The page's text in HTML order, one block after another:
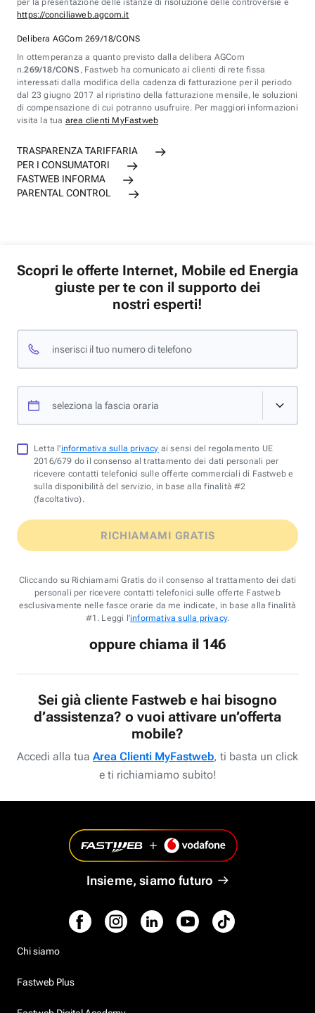
per la presentazione delle istanze di risoluzione delle controversie è
https://conciliaweb.agcom.it
Delibera AGCom 269/18/CONS
In ottemperanza a quanto previsto dalla delibera AGCom
n.269/18/CONS , Fastweb ha comunicato ai clienti di rete fissa
interessati dalla modifica della cadenza di fatturazione per il periodo
dal 23 giugno 2017 al ripristino della fatturazione mensile, le soluzioni
di compensazione di cui potranno usufruire. Per maggiori informazioni
visita la tua area clienti MyFastweb
TRASPARENZA TARIFFARIA
PER I CONSUMATORI
FASTWEB INFORMA
PARENTAL CONTROL
Scopri le offerte Internet, Mobile ed Energia
giuste per te con il supporto dei
nostri esperti!
inserisci il tuo numero di telefono
seleziona la fascia oraria
Letta l'informativa sulla privacy ai sensi del regolamento UE
2016/679 do il consenso al trattamento dei dati personali per
ricevere contatti telefonici sulle offerte commerciali di Fastweb e
sulla disponibilità del servizio, in base alla finalità #2
(facoltativo).
RICHIAMAMI GRATIS
Cliccando su Richiamami Gratis do il consenso al trattamento dei dati
personali per ricevere contatti telefonici sulle offerte Fastweb
esclusivamente nelle fasce orarie da me indicate, in base alla finalità
#1. Leggi l'informativa sulla privacy.
oppure chiama il 146
Sei già cliente Fastweb e hai bisogno
d’assistenza? o vuoi attivare un’offerta
mobile?
Accedi alla tua Area Clienti MyFastweb, ti basta un click
e ti richiamiamo subito!
Insieme, siamo futuro
Chi siamo
Fastweb Plus